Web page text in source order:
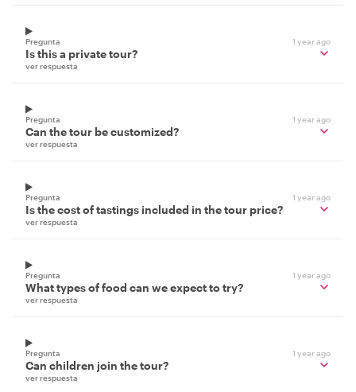
Pregunta 1 year ago
Is this a private tour?
ver respuesta
Pregunta 1 year ago
Can the tour be customized?
ver respuesta
Pregunta 1 year ago
Is the cost of tastings included in the tour price?
ver respuesta
Pregunta 1 year ago
What types of food can we expect to try?
ver respuesta
Pregunta 1 year ago
Can children join the tour?
ver respuesta